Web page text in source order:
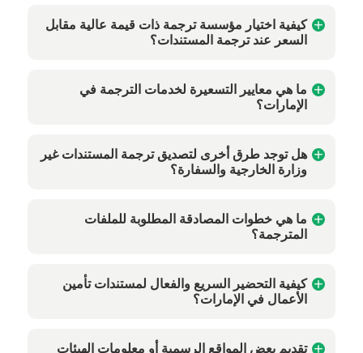
كيفية اختيار مؤسسة ترجمة ذات قيمة عالية مقابل
السعر عند ترجمة المستندات؟
ما هي معايير التسعيرة لخدمات الترجمة في
الإمارات؟
هل توجد طرق أخرى لتصديق ترجمة المستندات غير
وزارة الخارجية والسفارة؟
ما هي خطوات المصادقة المطلوبة للملفات
المترجمة؟
كيفية التحضير السريع والفعال لمستندات تأمين
الأعمال في الإمارات؟
تقديم بعض المواقع الرسمية أو معلومات الهيئات